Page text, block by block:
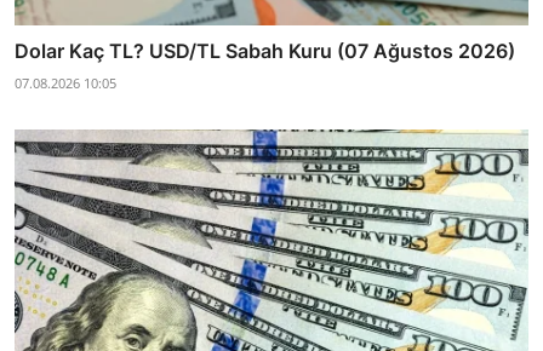
Dolar Kaç TL? USD/TL Sabah Kuru (07 Ağustos 2026)
07.08.2026 10:05